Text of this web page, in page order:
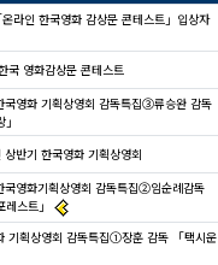
라인 한국영화 감상문 콘테스트」입상자
국 영화감상문 콘테스트
국영화 기획상영회 감독특집③류승완 감독
반기 한국영화 기획상영회
국영화기획상영회 감독특집②임순례감독
레스트」
기획상영회 감독특집①장훈 감독 「택시운